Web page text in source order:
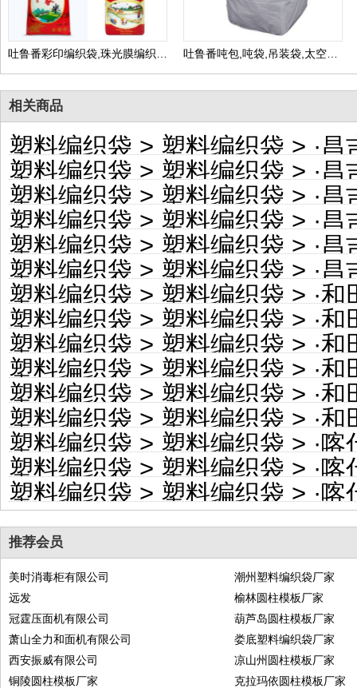
相关商品
塑料编织袋>塑料编织袋> ·昌吉
塑料编织袋>塑料编织袋> ·昌吉
塑料编织袋>塑料编织袋> ·昌吉
塑料编织袋>塑料编织袋> ·昌吉
塑料编织袋>塑料编织袋> ·昌吉
塑料编织袋>塑料编织袋> ·昌吉
塑料编织袋>塑料编织袋> ·和田
塑料编织袋>塑料编织袋> ·和田
塑料编织袋>塑料编织袋> ·和田
塑料编织袋>塑料编织袋> ·和田
塑料编织袋>塑料编织袋> ·和田
塑料编织袋>塑料编织袋> ·和田
塑料编织袋>塑料编织袋> ·喀什
塑料编织袋>塑料编织袋> ·喀什
塑料编织袋>塑料编织袋> ·喀什
推荐会员
美时消毒柜有限公司
潮州塑料编织袋厂家
远发
榆林圆柱模板厂家
冠霆压面机有限公司
葫芦岛圆柱模板厂家
萧山全力和面机有限公司
娄底塑料编织袋厂家
西安振威有限公司
凉山州圆柱模板厂家
铜陵圆柱模板厂家
克拉玛依圆柱模板厂家